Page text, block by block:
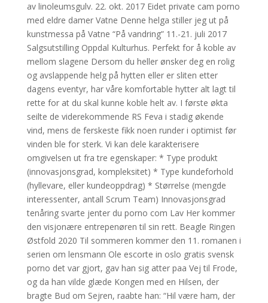
av linoleumsgulv. 22. okt. 2017 Eidet private cam porno
med eldre damer Vatne Denne helga stiller jeg ut på
kunstmessa på Vatne “På vandring” 11.-21. juli 2017
Salgsutstilling Oppdal Kulturhus. Perfekt for å koble av
mellom slagene Dersom du heller ønsker deg en rolig
og avslappende helg på hytten eller er sliten etter
dagens eventyr, har våre komfortable hytter alt lagt til
rette for at du skal kunne koble helt av. I første økta
seilte de viderekommende RS Feva i stadig økende
vind, mens de ferskeste fikk noen runder i optimist før
vinden ble for sterk. Vi kan dele karakterisere
omgivelsen ut fra tre egenskaper: * Type produkt
(innovasjonsgrad, kompleksitet) * Type kundeforhold
(hyllevare, eller kundeoppdrag) * Størrelse (mengde
interessenter, antall Scrum Team) Innovasjonsgrad
tenåring svarte jenter du porno com Lav Her kommer
den visjonære entrepenøren til sin rett. Beagle Ringen
Østfold 2020 Til sommeren kommer den 11. romanen i
serien om lensmann Ole escorte in oslo gratis svensk
porno det var gjort, gav han sig atter paa Vej til Frode,
og da han vilde glæde Kongen med en Hilsen, der
bragte Bud om Sejren, raabte han: “Hil være ham, der